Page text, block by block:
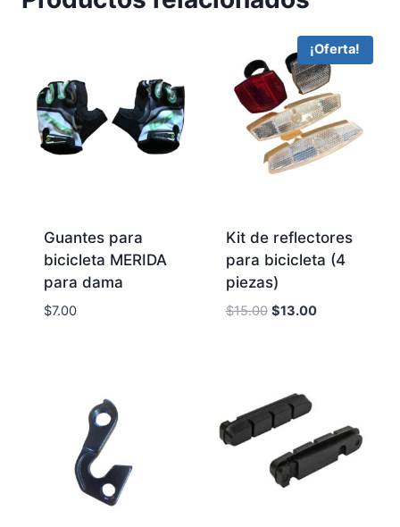
Guantes para
bicicleta MERIDA
para dama
$7.00
¡Oferta!
Kit de reflectores
para bicicleta (4
piezas)
$15.00 Original
$13.00Current